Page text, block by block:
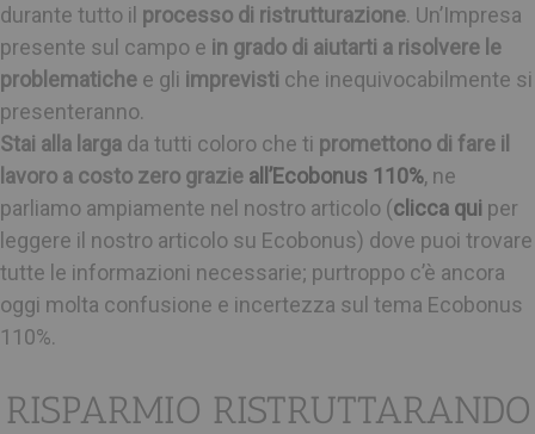
durante tutto il processo di ristrutturazione. Un’Impresa
presente sul campo e in grado di aiutarti a risolvere le
problematiche e gli imprevisti che inequivocabilmente si
presenteranno.
Stai alla larga da tutti coloro che ti promettono di fare il
lavoro a costo zero grazie all’Ecobonus 110%, ne
parliamo ampiamente nel nostro articolo (clicca qui per
leggere il nostro articolo su Ecobonus) dove puoi trovare
tutte le informazioni necessarie; purtroppo c’è ancora
oggi molta confusione e incertezza sul tema Ecobonus
110%.
RISPARMIO RISTRUTTARANDO